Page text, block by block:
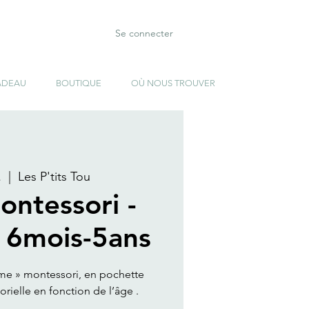
Se connecter
BOUTIQUE OÙ NOUS TROUVER
  |
Les P'tits Tou
-
5ans
» montessori, en pochette